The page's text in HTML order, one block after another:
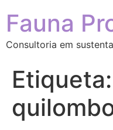
Fauna
Consultoria em
Etiqueta: